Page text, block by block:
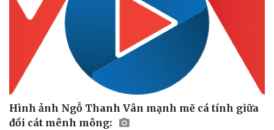
Hình ảnh Ngỗ Thanh Vân mạnh mẽ cá tính giữa
đồi cát mênh mông: